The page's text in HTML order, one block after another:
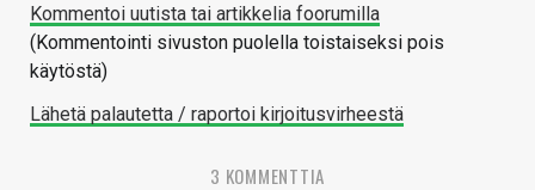
Kommentoi uutista tai artikkelia foorumilla
(Kommentointi sivuston puolella toistaiseksi pois
käytöstä)
Lähetä palautetta / raportoi kirjoitusvirheestä
3 KOMMENTTIA